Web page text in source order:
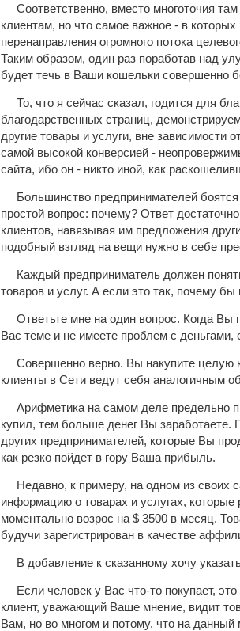
Соответственно, вместо многоточия
клиентам, но что самое важное - в
перенаправления огромного потока
Таким образом, один раз поработав над
будет течь в Ваши кошельки совершенно
То, что я сейчас сказал, годится для
благодарственных страниц,
другие товары и услуги, вне зависимости
самой высокой конверсией -
сайта, ибо он - никто иной, как
Большинство предпринимателей
простой вопрос: почему? Ответ
клиентов, навязывая им предложения
подобный взгляд на вещи нужно в себе
Каждый предприниматель должен
товаров и услуг. А если это так, почему
Ответьте мне на один вопрос. Когда Вы
Вас теме и не имеете проблем с
Совершенно верно. Вы накупите целую
клиенты в Сети ведут себя аналогичным
Арифметика на самом деле предельно
купил, тем больше денег Вы заработаете.
других предпринимателей, которые Вы
как резко пойдет в гору Ваша прибыль.
Недавно, к примеру, на одном из своих
информацию о товарах и услугах,
моментально возрос на $ 3500 в месяц.
будучи зарегистрирован в качестве
В добавление к сказанному хочу
Если человек у Вас что-то покупает,
клиент, уважающий Ваше мнение, видит
Вам, но во многом и потому, что на